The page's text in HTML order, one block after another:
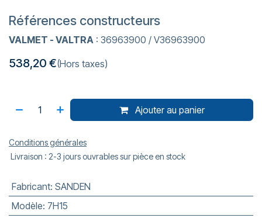
Références constructeurs
VALMET - VALTRA : 36963900 / V36963900
538,20 €(Hors taxes)
Ajouter au panier
Conditions générales
Livraison : 2-3 jours ouvrables sur pièce en stock
Fabricant: SANDEN
Modèle: 7H15